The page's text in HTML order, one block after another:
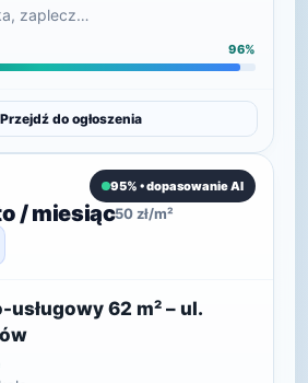
zaplecz…
96%
Przejdź do ogłoszenia
95% • dopasowanie AI
/ miesiąc50 zł/m²
62 m² – ul.